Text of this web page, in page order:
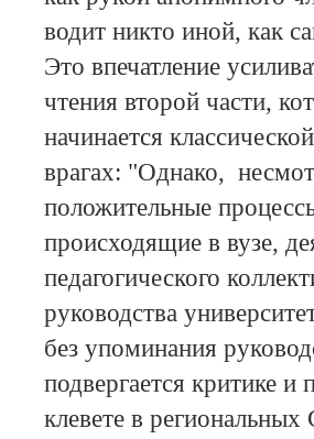
водит никто иной, как
Это впечатление
чтения второй части,
начинается
врагах: "Однако,
положительные
происходящие в вузе,
педагогического
руководства
без упоминания
подвергается критике и
клевете в